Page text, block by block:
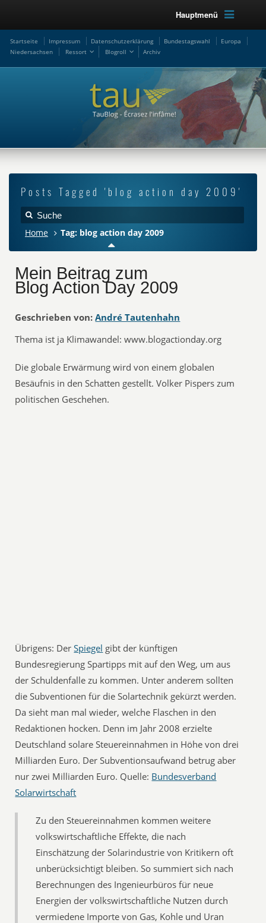
Hauptmenü
Startseite Impressum Datenschutzerklärung Bundestagswahl
Europa
Niedersachsen
Ressort Blogroll Archiv
Posts Tagged 'blog action day 2009'
Home Tag: blog action day 2009
Mein Beitrag zum
Blog Action Day 2009
Geschrieben von: André Tautenhahn
Thema ist ja Klimawandel: www.blogactionday.org
Die globale Erwärmung wird von einem globalen
Besäufnis in den Schatten gestellt. Volker Pispers zum
politischen Geschehen.
Übrigens: DerSpiegel gibt der künftigen
Bundesregierung Spartipps mit auf den Weg, um aus
der Schuldenfalle zu kommen. Unter anderem sollten
die Subventionen für die Solartechnik gekürzt werden.
Da sieht man mal wieder, welche Flaschen in den
Redaktionen hocken. Denn im Jahr 2008 erzielte
Deutschland solare Steuereinnahmen in Höhe von drei
Milliarden Euro. Der Subventionsaufwand betrug aber
nur zwei Milliarden Euro. Quelle: Bundesverband
Solarwirtschaft
Zu den Steuereinnahmen kommen weitere
volkswirtschaftliche Effekte, die nach
Einschätzung der Solarindustrie von Kritikern oft
unberücksichtigt bleiben. So summiert sich nach
Berechnungen des Ingenieurbüros für neue
Energien der volkswirtschaftliche Nutzen durch
vermiedene Importe von Gas, Kohle und Uran